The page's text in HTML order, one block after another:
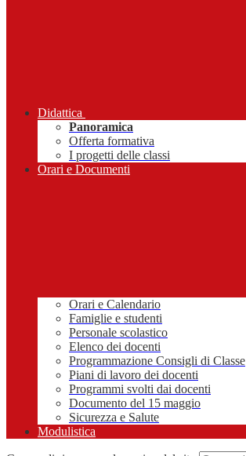
Didattica
Panoramica
Offerta formativa
I progetti delle classi
Orari e Documenti
Orari e Calendario
Famiglie e studenti
Personale scolastico
Elenco dei docenti
Programmazione Consigli di Classe
Piani di lavoro dei docenti
Programmi svolti dai docenti
Documento del 15 maggio
Sicurezza e Salute
Modulistica